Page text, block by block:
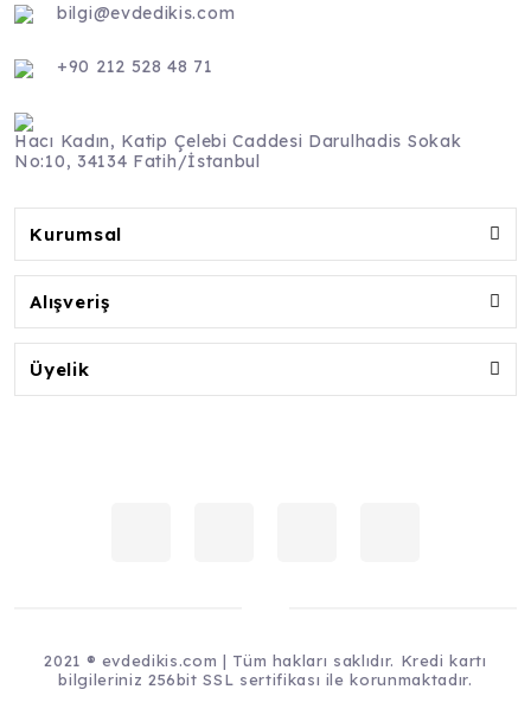
bilgi@evdedikis.com
+90 212 528 48 71
Hacı Kadın, Katip Çelebi Caddesi Darulhadis Sokak
No:10, 34134 Fatih/İstanbul
Kurumsal
Alışveriş
Üyelik
2021 ® evdedikis.com | Tüm hakları saklıdır. Kredi kartı
bilgileriniz 256bit SSL sertifikası ile korunmaktadır.